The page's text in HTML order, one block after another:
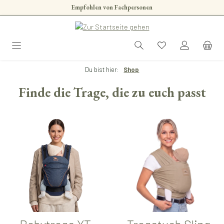
Zum Hauptinhalt springenEmpfohlen von Fachpersonen
Du bist hier: Shop
Finde die Trage, die zu euch passt